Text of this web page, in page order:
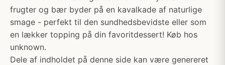
frugter og bær byder på en kavalkade af naturlige
smage - perfekt til den sundhedsbevidste eller som
en lækker topping på din favoritdessert! Køb hos
unknown.
Dele af indholdet på denne side kan være genereret